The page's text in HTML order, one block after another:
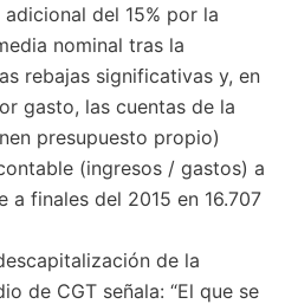
del 15% por la
nominal tras la
rebajas significativas y, en
gasto, las cuentas de la
presupuesto propio)
(ingresos / gastos) a
a finales del 2015 en 16.707
de la
de CGT señala: “El que se